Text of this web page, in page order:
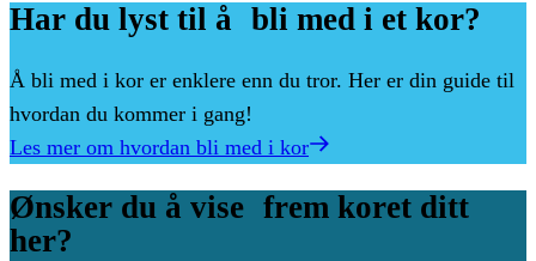
Har du lyst til å bli med i et kor?
Å bli med i kor er enklere enn du tror. Her er din guide til
hvordan du kommer i gang!
Les mer om hvordan bli med i kor
Ønsker du å vise frem koret ditt
her?